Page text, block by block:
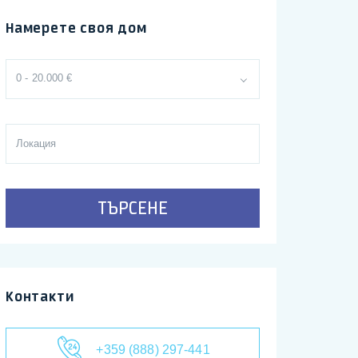
Намерете своя дом
0 - 20.000 €
ТЪРСЕНЕ
Контакти
+359 (888) 297-441